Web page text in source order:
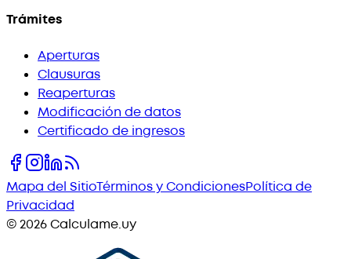
Trámites
Aperturas
Clausuras
Reaperturas
Modificación de datos
Certificado de ingresos
Mapa del SitioTérminos y CondicionesPolítica de
Privacidad
©2026Calculame.uy